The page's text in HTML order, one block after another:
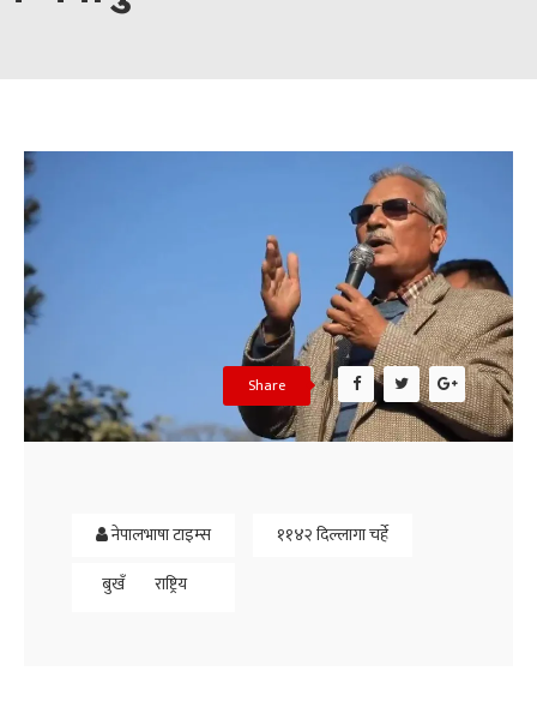
Share
नेपालभाषा टाइम्स
११४२ दिल्लागा चर्हे
बुखँ
राष्ट्रिय